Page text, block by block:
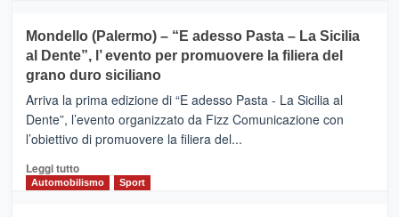
e
messaggi
di
CASTIGLIONE
DI
SICILIA
(Ct)
–
Il
Borgo
Gusto,
il
Mondello (Palermo) – “E adesso Pasta – La Sicilia
al Dente”, l’ evento per promuovere la filiera del
grano duro siciliano
Arriva la prima edizione di “E adesso Pasta - La Sicilia al
Dente”, l’evento organizzato da Fizz Comunicazione con
l’obiettivo di promuovere la filiera del...
Leggi tuttoLeggi
di
Automobilismo Sport